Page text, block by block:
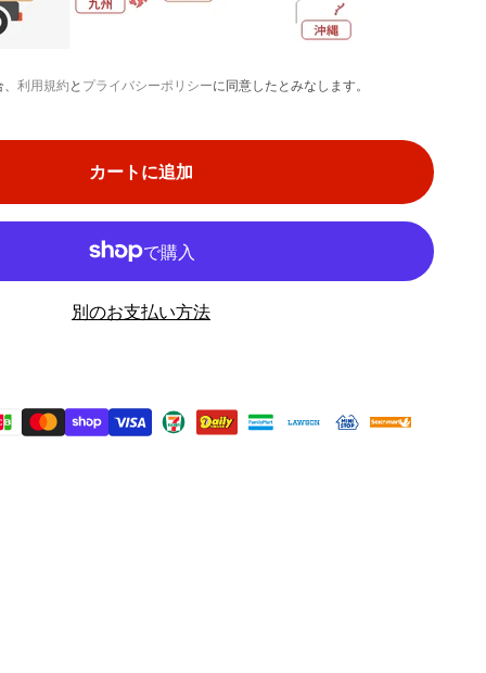
利用規約 と プライバシーポリシーに同意したとみなします。
カートに追加
別のお支払い方法